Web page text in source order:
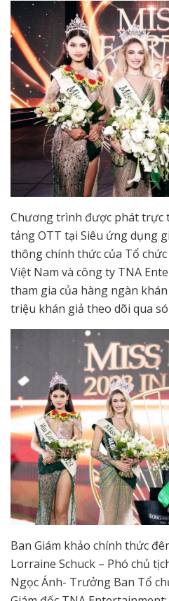
Chương trình được phát trực
tảng OTT tại Siêu ứng dụng
thông chính thức của Tổ
Việt Nam và công ty TNA
tham gia của hàng ngàn
triệu khán giả theo dõi qua
Ban Giám khảo chính thức
Lorraine Schuck – Phó chủ
Ngọc Ánh- Trưởng Ban Tổ